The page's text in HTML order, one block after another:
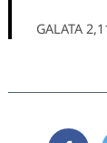
GALATA